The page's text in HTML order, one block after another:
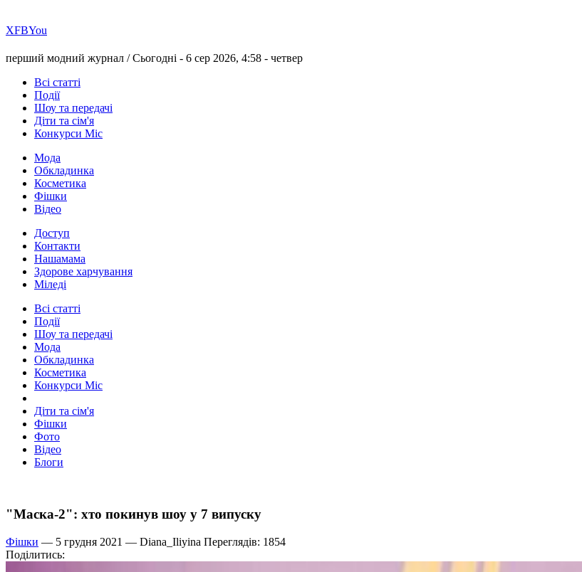
ХFBYou
перший модний журнал /Сьогодні - 6 сер 2026, 4:58 - четвер
Всі статті
Події
Шоу та передачі
Діти та сім'я
Конкурси Міс
Мода
Обкладинка
Косметика
Фішки
Відео
Доступ
Контакти
Нашамама
Здорове харчування
Міледі
Всі статті
Події
Шоу та передачі
Мода
Обкладинка
Косметика
Конкурси Міс
Діти та сім'я
Фішки
Фото
Відео
Блоги
"Маска-2": хто покинув шоу у 7 випуску
Фішки — 5 грудня 2021 — Diana_Iliyina Переглядів: 1854
Поділитись: